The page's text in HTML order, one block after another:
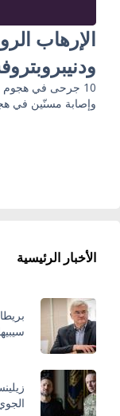
الإرهاب
10 جرحى في
وإصابة مسنّين في
الأخبار الرئيسية